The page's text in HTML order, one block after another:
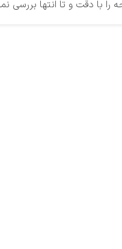
با دقت و تا انتها بررسی